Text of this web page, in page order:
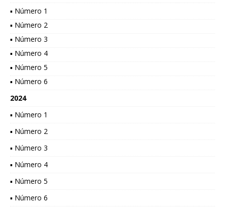
▪ Número 1
▪ Número 2
▪ Número 3
▪ Número 4
▪ Número 5
▪ Número 6
2024
▪ Número 1
▪ Número 2
▪ Número 3
▪ Número 4
▪ Número 5
▪ Número 6